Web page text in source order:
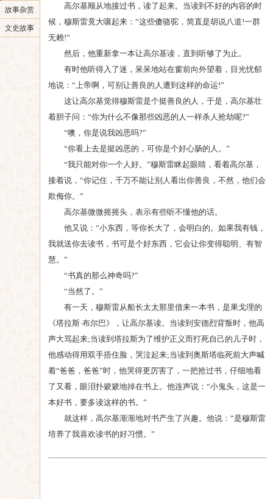
故事杂赏
文史故事
高尔基顺从地接过书，读了起来。当读到不好的内容的时
候，穆斯雷竟大嚷起来：“这些傻骆驼，简直是胡说八道!一群
无赖!”
然后，他重新拿一本让高尔基读，直到听够了为止。
有时他听得入了迷，呆呆地站在窗前向外望着，目光忧郁
地说：“上帝啊，可别让善良的人遭到这样的命运!”
这让高尔基觉得穆斯雷是个挺善良的人，于是，高尔基壮
着胆子问：“你为什么不像那些凶恶的人一样杀人抢劫呢?”
“噢，你是说我凶恶吗?”
“你看上去是挺凶恶的，可你是个好心肠的人。”
“我只能对你一个人好。”穆斯雷眯起眼睛，看着高尔基，
接着说，“你记住，千万不能让别人看出你善良，不然，他们会
欺侮你。”
高尔基微微摇摇头，表示有些听不懂他的话。
他又说：“小东西，等你长大了，会明白的。如果我有钱，
我就送你去读书，书可是个好东西，它会让你变得聪明、有智
慧。”
“书真的那么神奇吗?”
“当然了。”
有一天，穆斯雷从船长太太那里借来一本书，是果戈理的
《塔拉斯·布尔巴》，让高尔基读。当读到安德烈背叛时，他高
声大骂起来;当读到塔拉斯为了维护正义而打死自己的儿子时，
他感动得用双手捂住脸，哭泣起来;当读到奥斯塔临死前大声喊
着“爸爸，爸爸”时，他哭得更厉害了，一把抢过书，仔细地看
了又看，眼泪扑簌簌地掉在书上。他连声说：“小鬼头，这是一
本好书，要多读这样的书。”
就这样，高尔基渐渐地对书产生了兴趣。他说：“是穆斯雷
培养了我喜欢读书的好习惯。”